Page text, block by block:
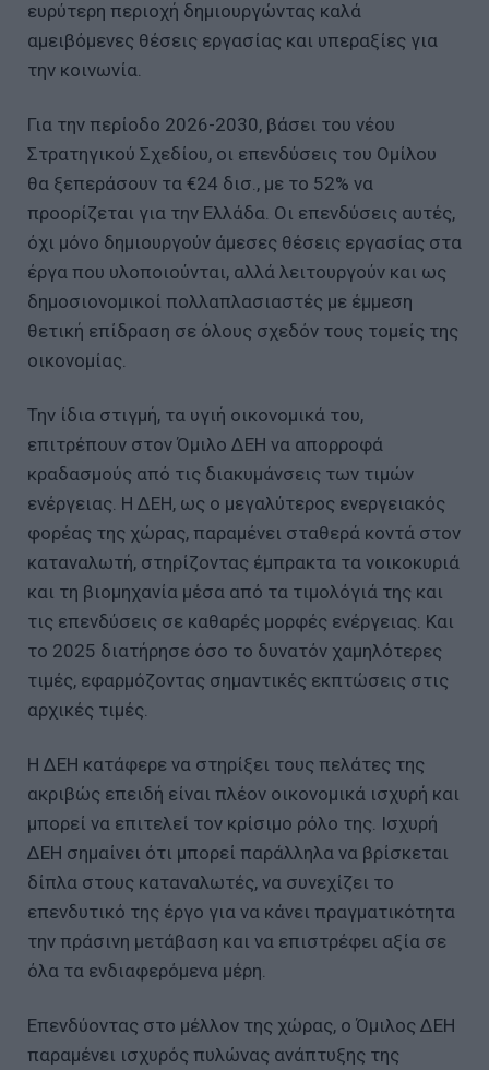
ευρύτερη περιοχή δημιουργώντας καλά
αμειβόμενες θέσεις εργασίας και υπεραξίες για
την κοινωνία.
Για την περίοδο 2026-2030, βάσει του νέου
Στρατηγικού Σχεδίου, οι επενδύσεις του Ομίλου
θα ξεπεράσουν τα €24 δισ., με το 52% να
προορίζεται για την Ελλάδα. Οι επενδύσεις αυτές,
όχι μόνο δημιουργούν άμεσες θέσεις εργασίας στα
έργα που υλοποιούνται, αλλά λειτουργούν και ως
δημοσιονομικοί πολλαπλασιαστές με έμμεση
θετική επίδραση σε όλους σχεδόν τους τομείς της
οικονομίας.
Την ίδια στιγμή, τα υγιή οικονομικά του,
επιτρέπουν στον Όμιλο ΔΕΗ να απορροφά
κραδασμούς από τις διακυμάνσεις των τιμών
ενέργειας. Η ΔΕΗ, ως ο μεγαλύτερος ενεργειακός
φορέας της χώρας, παραμένει σταθερά κοντά στον
καταναλωτή, στηρίζοντας έμπρακτα τα νοικοκυριά
και τη βιομηχανία μέσα από τα τιμολόγιά της και
τις επενδύσεις σε καθαρές μορφές ενέργειας. Και
το 2025 διατήρησε όσο το δυνατόν χαμηλότερες
τιμές, εφαρμόζοντας σημαντικές εκπτώσεις στις
αρχικές τιμές.
Η ΔΕΗ κατάφερε να στηρίξει τους πελάτες της
ακριβώς επειδή είναι πλέον οικονομικά ισχυρή και
μπορεί να επιτελεί τον κρίσιμο ρόλο της. Ισχυρή
ΔΕΗ σημαίνει ότι μπορεί παράλληλα να βρίσκεται
δίπλα στους καταναλωτές, να συνεχίζει το
επενδυτικό της έργο για να κάνει πραγματικότητα
την πράσινη μετάβαση και να επιστρέφει αξία σε
όλα τα ενδιαφερόμενα μέρη.
Επενδύοντας στο μέλλον της χώρας, ο Όμιλος ΔΕΗ
παραμένει ισχυρός πυλώνας ανάπτυξης της